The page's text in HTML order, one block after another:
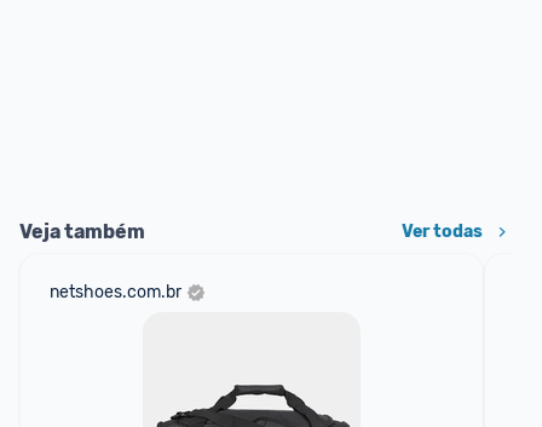
Veja também Ver todas
netshoes.com.br